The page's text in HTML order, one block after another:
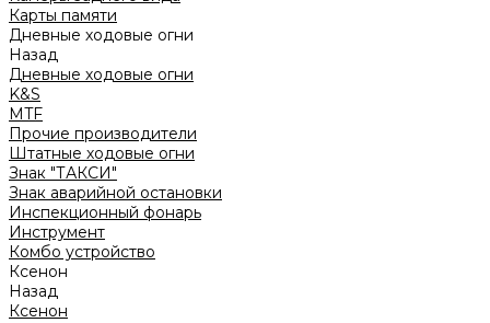
Карты памяти
Дневные ходовые огни
Назад
Дневные ходовые огни
K&S
MTF
Прочие производители
Штатные ходовые огни
Знак "ТАКСИ"
Знак аварийной остановки
Инспекционный фонарь
Инструмент
Комбо устройство
Ксенон
Назад
Ксенон